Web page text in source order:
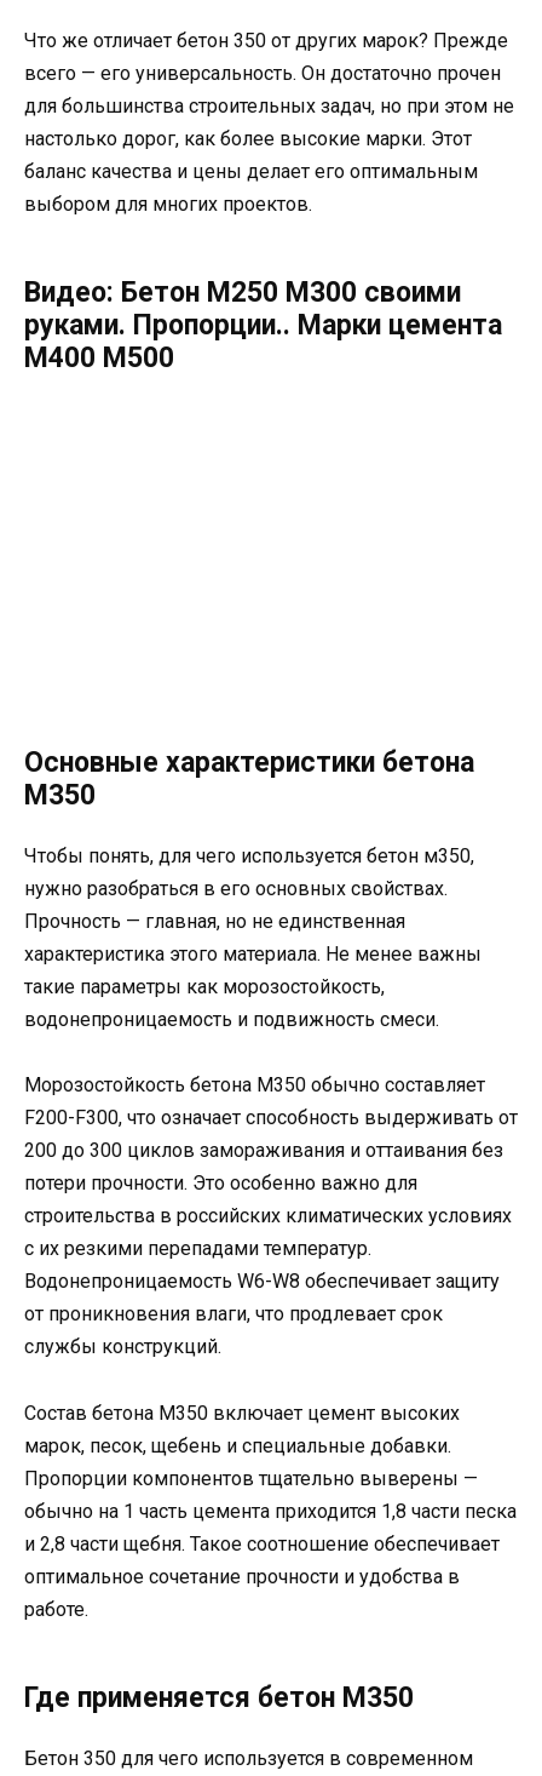
Что же отличает бетон 350 от других марок? Прежде
всего — его универсальность. Он достаточно прочен
для большинства строительных задач, но при этом не
настолько дорог, как более высокие марки. Этот
баланс качества и цены делает его оптимальным
выбором для многих проектов.
Видео: Бетон М250 М300 своими
руками. Пропорции.. Марки цемента
М400 М500
Основные характеристики бетона
М350
Чтобы понять, для чего используется бетон м350,
нужно разобраться в его основных свойствах.
Прочность — главная, но не единственная
характеристика этого материала. Не менее важны
такие параметры как морозостойкость,
водонепроницаемость и подвижность смеси.
Морозостойкость бетона М350 обычно составляет
F200-F300, что означает способность выдерживать от
200 до 300 циклов замораживания и оттаивания без
потери прочности. Это особенно важно для
строительства в российских климатических условиях
с их резкими перепадами температур.
Водонепроницаемость W6-W8 обеспечивает защиту
от проникновения влаги, что продлевает срок
службы конструкций.
Состав бетона М350 включает цемент высоких
марок, песок, щебень и специальные добавки.
Пропорции компонентов тщательно выверены —
обычно на 1 часть цемента приходится 1,8 части песка
и 2,8 части щебня. Такое соотношение обеспечивает
оптимальное сочетание прочности и удобства в
работе.
Где применяется бетон М350
Бетон 350 для чего используется в современном